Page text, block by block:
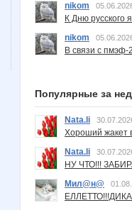
nikom
К Дню русского
nikom
В связи с пмэф-
Популярные за
Nata.li
Хороший жакет
Nata.li
НУ ЧТО!!!
Мил@н@